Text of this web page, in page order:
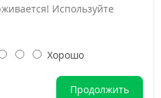
Используйте
Хорошо
Продолжить